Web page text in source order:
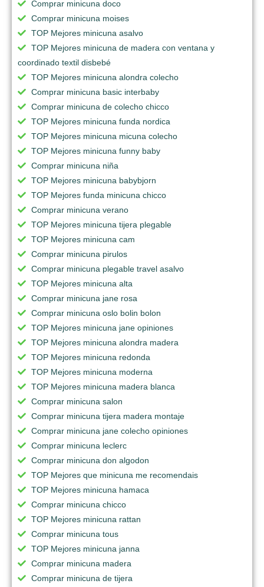
Comprar minicuna doco
Comprar minicuna moises
TOP Mejores minicuna asalvo
TOP Mejores minicuna de madera con ventana y
coordinado textil disbebé
TOP Mejores minicuna alondra colecho
Comprar minicuna basic interbaby
Comprar minicuna de colecho chicco
TOP Mejores minicuna funda nordica
TOP Mejores minicuna micuna colecho
TOP Mejores minicuna funny baby
Comprar minicuna niña
TOP Mejores minicuna babybjorn
TOP Mejores funda minicuna chicco
Comprar minicuna verano
TOP Mejores minicuna tijera plegable
TOP Mejores minicuna cam
Comprar minicuna pirulos
Comprar minicuna plegable travel asalvo
TOP Mejores minicuna alta
Comprar minicuna jane rosa
Comprar minicuna oslo bolin bolon
TOP Mejores minicuna jane opiniones
TOP Mejores minicuna alondra madera
TOP Mejores minicuna redonda
TOP Mejores minicuna moderna
TOP Mejores minicuna madera blanca
Comprar minicuna salon
Comprar minicuna tijera madera montaje
Comprar minicuna jane colecho opiniones
Comprar minicuna leclerc
Comprar minicuna don algodon
TOP Mejores que minicuna me recomendais
TOP Mejores minicuna hamaca
Comprar minicuna chicco
TOP Mejores minicuna rattan
Comprar minicuna tous
TOP Mejores minicuna janna
Comprar minicuna madera
Comprar minicuna de tijera